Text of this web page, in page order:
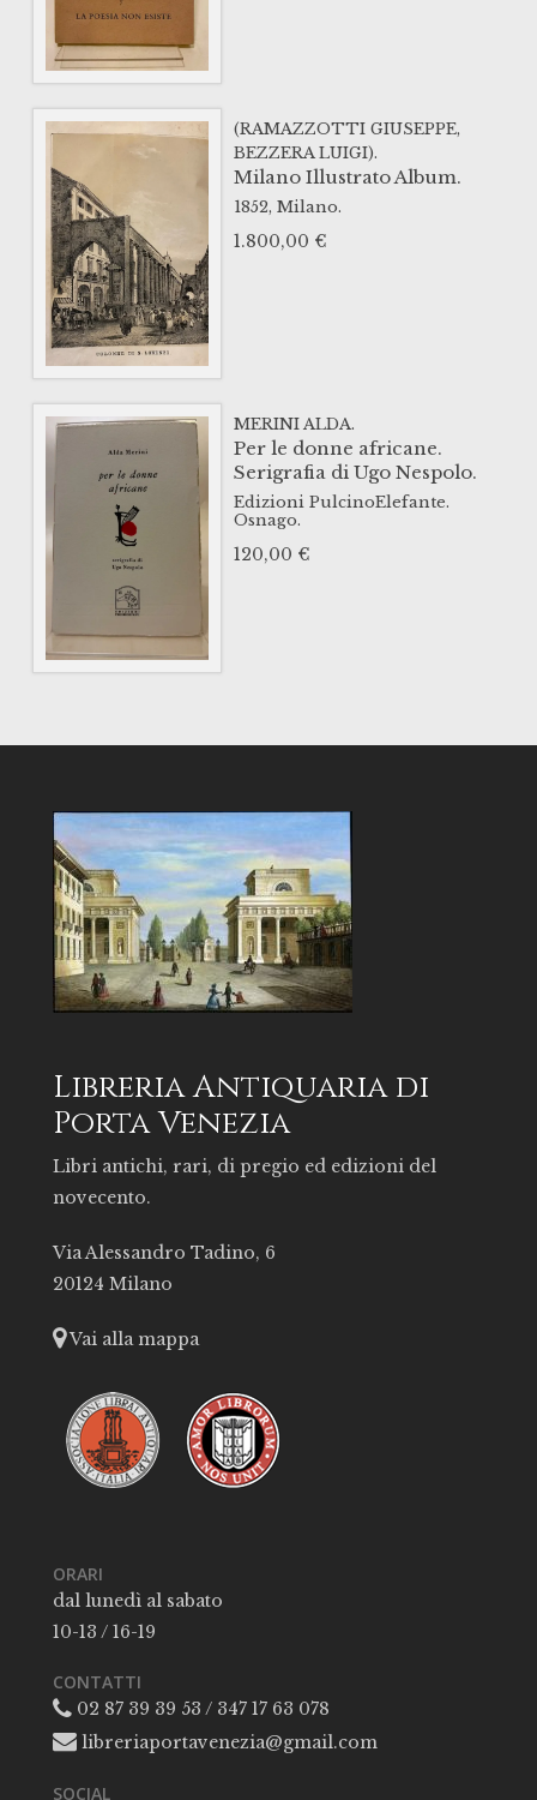
(RAMAZZOTTI GIUSEPPE,
BEZZERA LUIGI).
Milano Illustrato Album.
1852, Milano.
1.800,00 €
MERINI ALDA.
Per le donne africane.
Serigrafia di Ugo Nespolo.
Edizioni PulcinoElefante.
Osnago.
120,00 €
Libreria Antiquaria di
Porta Venezia
Libri antichi, rari, di pregio ed edizioni del
novecento.
Via Alessandro Tadino, 6
20124 Milano
Vai alla mappa
ORARI
dal lunedì al sabato
10-13 / 16-19
CONTATTI
02 87 39 39 53 / 347 17 63 078
libreriaportavenezia@gmail.com
SOCIAL